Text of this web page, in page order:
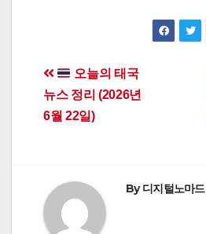
Post
navigation
오늘의 태국
뉴스 정리 (2026년
6월 22일)
By디지털노마드